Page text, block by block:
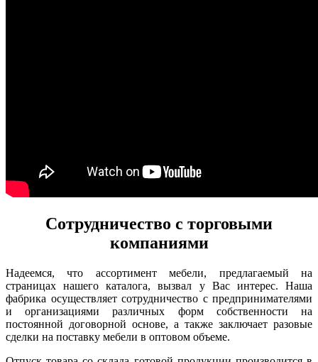
Сотрудничество с торговыми
компаниями
Надеемся, что ассортимент мебели, предлагаемый на
страницах нашего каталога, вызвал у Вас интерес. Наша
фабрика осуществляет сотрудничество с предпринимателями
и организациями различных форм собственности на
постоянной договорной основе, а также заключает разовые
сделки на поставку мебели в оптовом объеме.